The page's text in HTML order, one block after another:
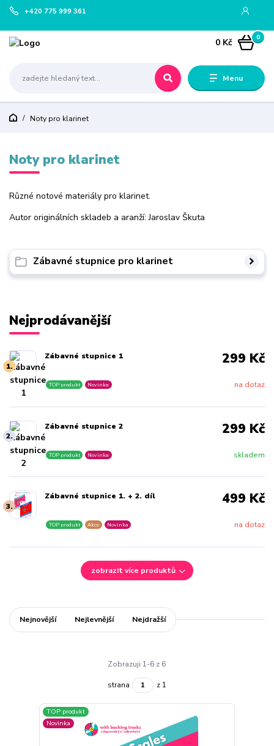
Menu
+420 775 999 361
0
0 Kč
Noty pro klarinet
Noty pro klarinet
Různé notové materiály pro klarinet.
Autor originálních skladeb a aranží: Jaroslav Škuta
Zábavné stupnice pro klarinet
Nejprodávanější
1.
Zábavné stupnice 1
na dotaz
TOP produkt Novinka
299 Kč
2.
Zábavné stupnice 2
skladem
TOP produkt Novinka
299 Kč
3.
Zábavné stupnice 1. + 2. díl
na dotaz
TOP produkt Akce Novinka
499 Kč
zobrazit více produktů
Nejnovější Nejlevnější Nejdražší
Zobrazuji 1-6 z 6
strana z 1
TOP produkt
Novinka